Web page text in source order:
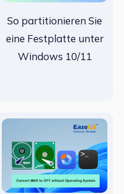
So partitionieren Sie
eine Festplatte unter
Windows 10/11